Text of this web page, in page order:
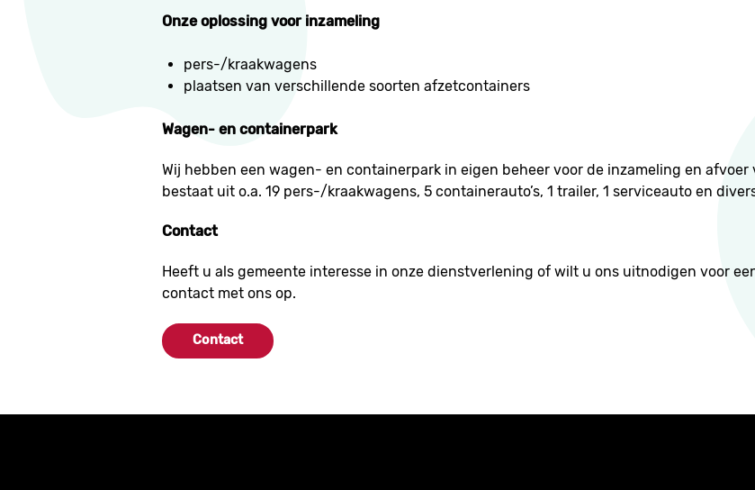
Onze oplossing voor inzameling
pers-/kraakwagens
plaatsen van verschillende soorten afzetcontainers
Wagen- en containerpark
Wij hebben een wagen- en containerpark in eigen beheer voor de inzameling en
bestaat uit o.a. 19 pers-/kraakwagens, 5 containerauto’s, 1 trailer, 1 serviceauto en
Contact
Heeft u als gemeente interesse in onze dienstverlening of wilt u ons uitnodigen voor
contact met ons op.
Contact